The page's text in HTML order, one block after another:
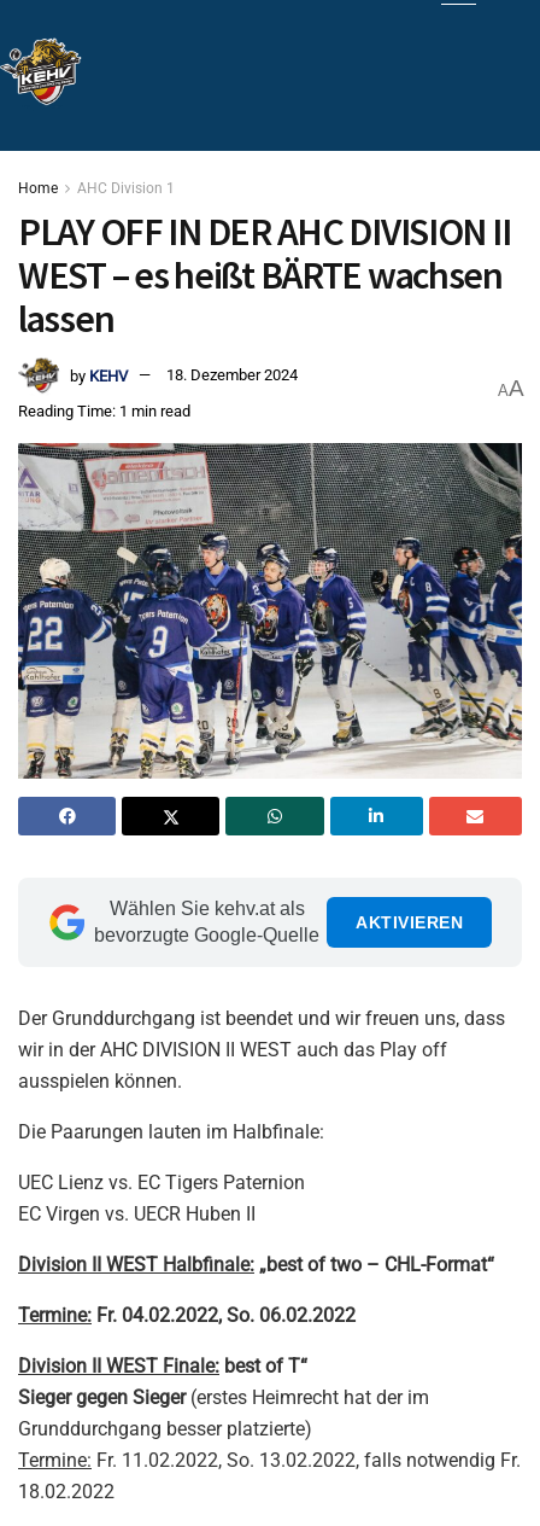
Home AHC Division 1
PLAY OFF IN DER AHC DIVISION II
WEST – es heißt BÄRTE wachsen
lassen
by KEHV
18. Dezember 2024
Reading Time: 1 min read
AA
Wählen Sie kehv.at als
bevorzugte Google-Quelle
AKTIVIEREN
Der Grunddurchgang ist beendet und wir freuen uns, dass
wir in der AHC DIVISION II WEST auch das Play off
ausspielen können.
Die Paarungen lauten im Halbfinale:
UEC Lienz vs. EC Tigers Paternion
EC Virgen vs. UECR Huben II
Division II WEST Halbfinale: „best of two – CHL-Format“
Termine: Fr. 04.02.2022, So. 06.02.2022
Division II WEST Finale: best of T“
Sieger gegen Sieger (erstes Heimrecht hat der im
Grunddurchgang besser platzierte)
Termine: Fr. 11.02.2022, So. 13.02.2022, falls notwendig Fr.
18.02.2022